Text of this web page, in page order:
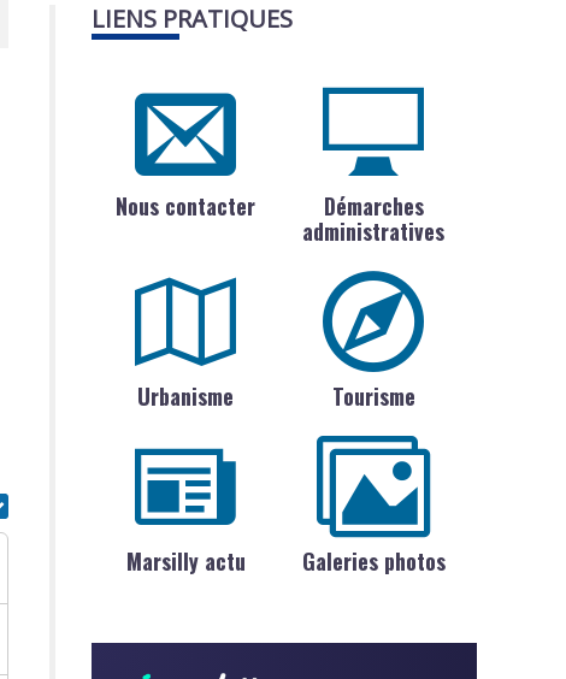
LIENS PRATIQUES
Nous contacter
Démarches
administratives
Urbanisme Tourisme
Marsilly actu Galeries photos